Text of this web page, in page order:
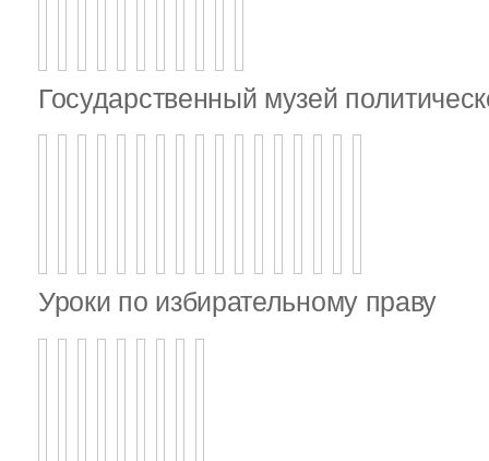
Государственный музей
Уроки по избирательному праву